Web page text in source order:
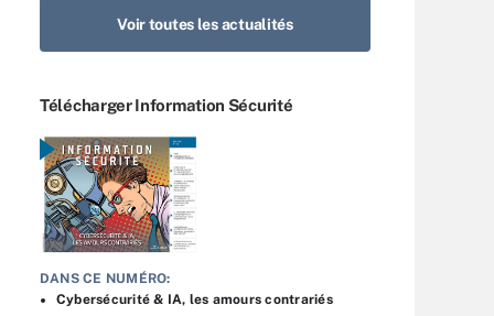
Voir toutes les actualités
Télécharger Information Sécurité
DANS CE NUMÉRO:
Cybersécurité & IA, les amours contrariés